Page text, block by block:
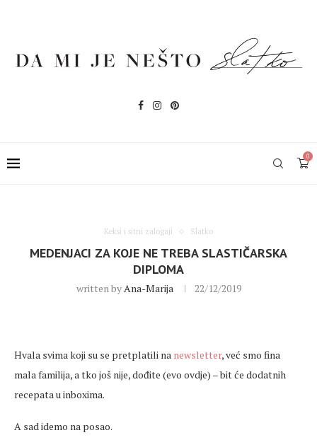
0
Keksi i sitni zalogaji Slatko
MEDENJACI ZA KOJE NE TREBA SLASTIČARSKA
DIPLOMA
written byAna-Marija 22/12/2019
Hvala svima koji su se pretplatili na newsletter, već smo fina
mala familija, a tko još nije, dođite (evo ovdje) – bit će dodatnih
recepata u inboxima.
A sad idemo na posao.